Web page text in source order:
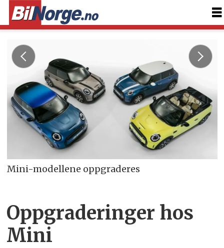
Mini-modellene oppgraderes
Oppgraderinger hos
Mini